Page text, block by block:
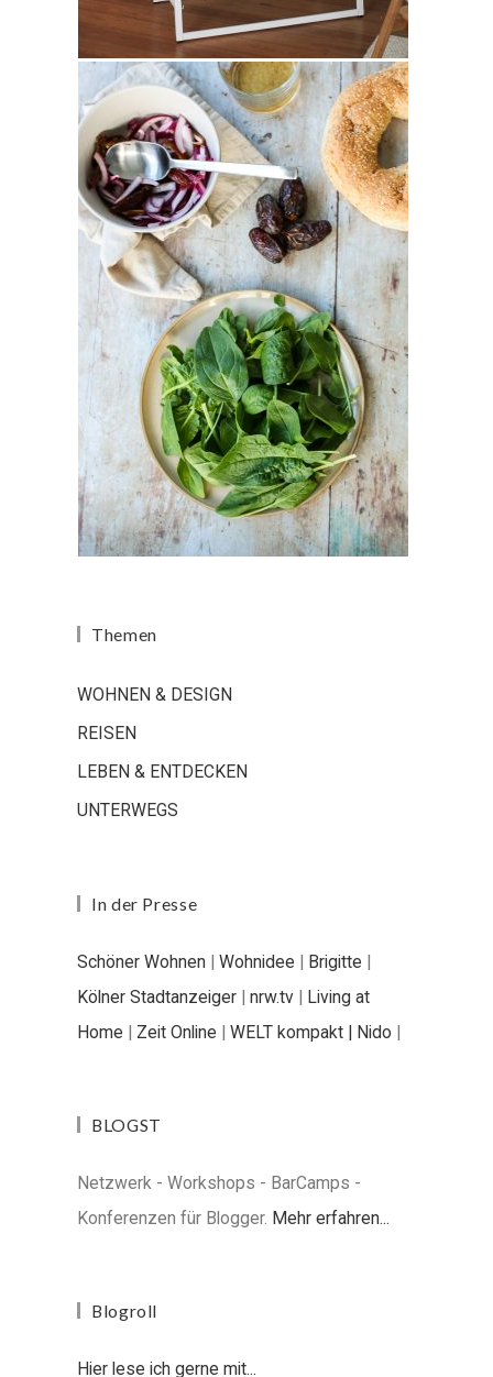
Themen
WOHNEN & DESIGN
REISEN
LEBEN & ENTDECKEN
UNTERWEGS
In der Presse
Schöner Wohnen | Wohnidee | Brigitte |
Kölner Stadtanzeiger | nrw.tv | Living at
Home | Zeit Online | WELT kompakt | Nido |
BLOGST
Netzwerk - Workshops - BarCamps -
Konferenzen für Blogger. Mehr erfahren...
Blogroll
Hier lese ich gerne mit...